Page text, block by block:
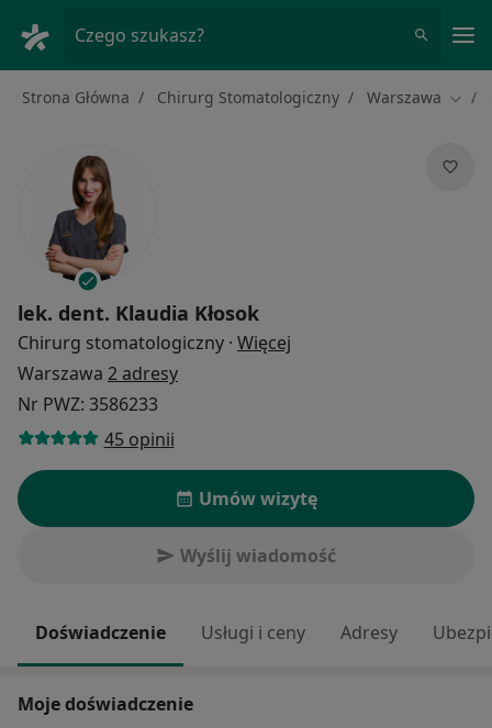
Czego szukasz?
Strona Główna Chirurg Stomatologiczny Warszawa
lek. dent. Klaudia Kłosok
Chirurg stomatologiczny · Więcej
Warszawa 2 adresy
Nr PWZ: 3586233
45 opinii
Umów wizytę
Wyślij wiadomość
Doświadczenie Usługi i ceny Adresy
Moje doświadczenie